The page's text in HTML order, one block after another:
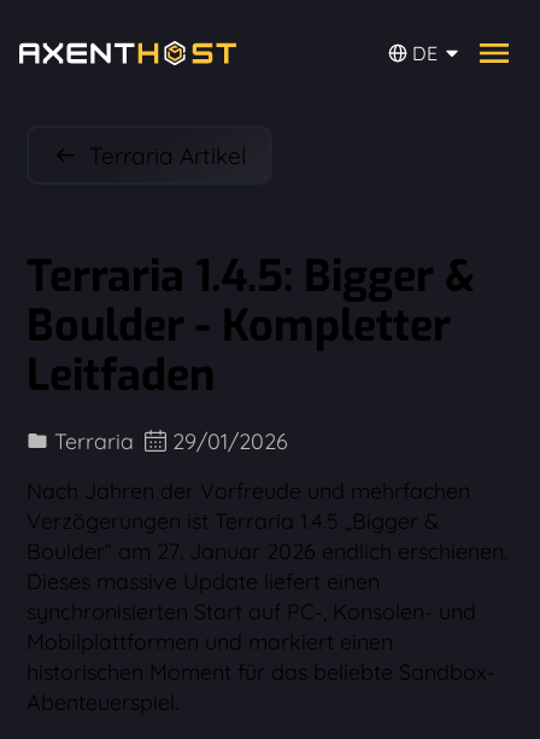
DE
Terraria Artikel
Terraria 1.4.5: Bigger &
Boulder - Kompletter
Leitfaden
Terraria
29/01/2026
Nach Jahren der Vorfreude und mehrfachen
Verzögerungen ist Terraria 1.4.5 „Bigger &
Boulder“ am 27. Januar 2026 endlich erschienen.
Dieses massive Update liefert einen
synchronisierten Start auf PC-, Konsolen- und
Mobilplattformen und markiert einen
historischen Moment für das beliebte Sandbox-
Abenteuerspiel.